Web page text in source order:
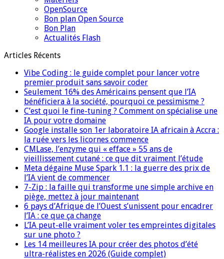
OpenSource
Bon plan Open Source
Bon Plan
Actualités Flash
Articles Récents
Vibe Coding : le guide complet pour lancer votre
premier produit sans savoir coder
Seulement 16% des Américains pensent que l’IA
bénéficiera à la société, pourquoi ce pessimisme ?
C’est quoi le fine-tuning ? Comment on spécialise une
IA pour votre domaine
Google installe son 1er laboratoire IA africain à Accra :
la ruée vers les licornes commence
CMLase, l’enzyme qui « efface » 55 ans de
vieillissement cutané : ce que dit vraiment l’étude
Meta dégaine Muse Spark 1.1 : la guerre des prix de
l’IA vient de commencer
7-Zip : la faille qui transforme une simple archive en
piège, mettez à jour maintenant
6 pays d’Afrique de l’Ouest s’unissent pour encadrer
l’IA : ce que ça change
L’IA peut-elle vraiment voler tes empreintes digitales
sur une photo ?
Les 14 meilleures IA pour créer des photos d’été
ultra-réalistes en 2026 (Guide complet)